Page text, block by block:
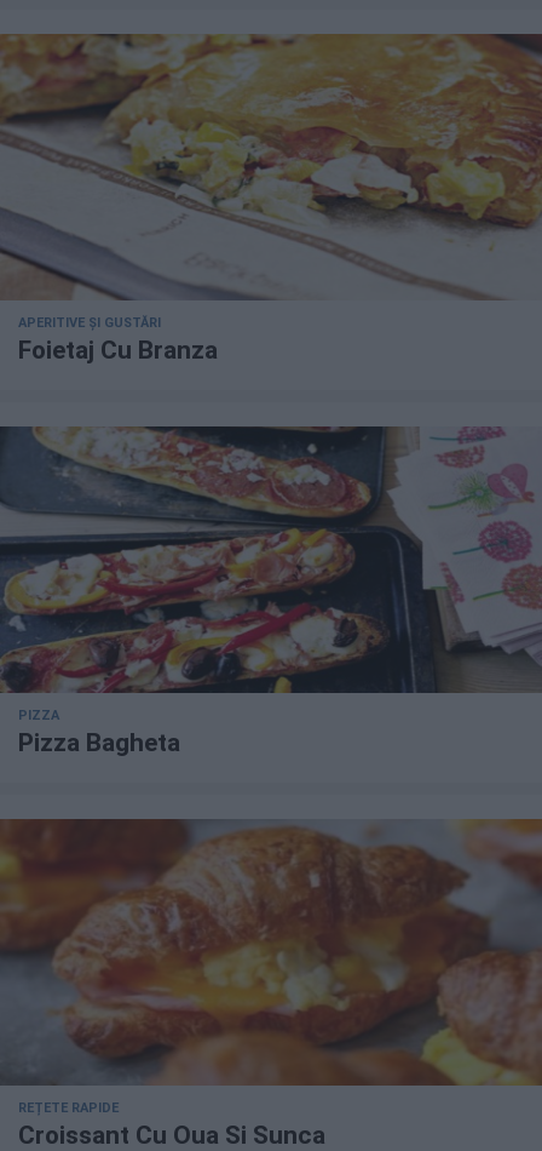
APERITIVE ȘI GUSTĂRI
Foietaj Cu Branza
PIZZA
Pizza Bagheta
REȚETE RAPIDE
Croissant Cu Oua Si Sunca